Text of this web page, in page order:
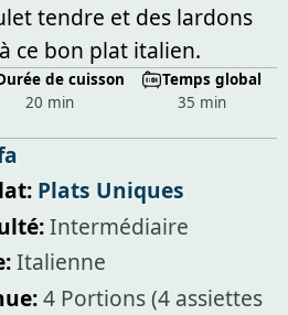
tendre et des lardons
ce bon plat italien.
de cuisson
20 min
Temps global
35 min
Plats Uniques
Intermédiaire
Italienne
4 Portions (4 assiettes